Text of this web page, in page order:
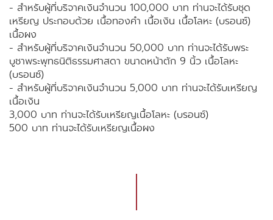
- สำหรับผู้ที่บริจาคเงินจำนวน 100,000 บาท ท่านจะได้รับชุด
เหรียญ ประกอบด้วย เนื้อทองคำ เนื้อเงิน เนื้อโลหะ (บรอนซ์)
เนื้อผง
- สำหรับผู้ที่บริจาคเงินจำนวน 50,000 บาท ท่านจะได้รับพระ
บูชาพระพุทธนิติธรรมศาสดา ขนาดหน้าตัก 9 นิ้ว เนื้อโลหะ
(บรอนซ์)
- สำหรับผู้ที่บริจาคเงินจำนวน 5,000 บาท ท่านจะได้รับเหรียญ
เนื้อเงิน
3,000 บาท ท่านจะได้รับเหรียญเนื้อโลหะ (บรอนซ์)
500 บาท ท่านจะได้รับเหรียญเนื้อผง